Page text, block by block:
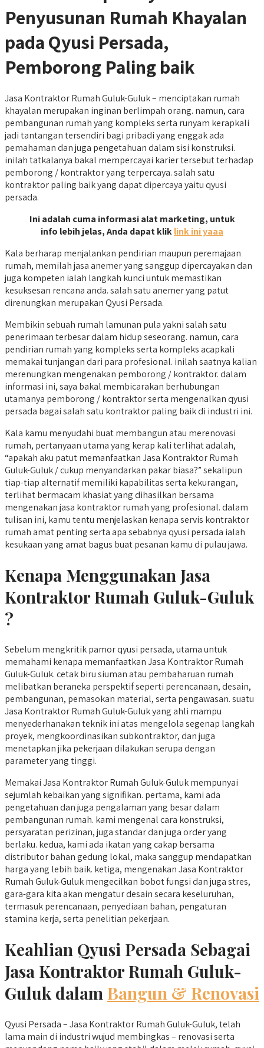
Penyusunan Rumah Khayalan
pada Qyusi Persada,
Pemborong Paling baik
Jasa Kontraktor Rumah Guluk-Guluk – menciptakan rumah
khayalan merupakan inginan berlimpah orang. namun, cara
pembangunan rumah yang kompleks serta runyam kerapkali
jadi tantangan tersendiri bagi pribadi yang enggak ada
pemahaman dan juga pengetahuan dalam sisi konstruksi.
inilah tatkalanya bakal mempercayai karier tersebut terhadap
pemborong / kontraktor yang terpercaya. salah satu
kontraktor paling baik yang dapat dipercaya yaitu qyusi
persada.
Ini adalah cuma informasi alat marketing, untuk
info lebih jelas, Anda dapat kliklink ini yaaa
Kala berharap menjalankan pendirian maupun peremajaan
rumah, memilah jasa anemer yang sanggup dipercayakan dan
juga kompeten ialah langkah kunci untuk memastikan
kesuksesan rencana anda. salah satu anemer yang patut
direnungkan merupakan Qyusi Persada.
Membikin sebuah rumah lamunan pula yakni salah satu
penerimaan terbesar dalam hidup seseorang. namun, cara
pendirian rumah yang kompleks serta kompleks acapkali
memakai tunjangan dari para profesional. inilah saatnya kalian
merenungkan mengenakan pemborong / kontraktor. dalam
informasi ini, saya bakal membicarakan berhubungan
utamanya pemborong / kontraktor serta mengenalkan qyusi
persada bagai salah satu kontraktor paling baik di industri ini.
Kala kamu menyudahi buat membangun atau merenovasi
rumah, pertanyaan utama yang kerap kali terlihat adalah,
“apakah aku patut memanfaatkan Jasa Kontraktor Rumah
Guluk-Guluk / cukup menyandarkan pakar biasa?” sekalipun
tiap-tiap alternatif memiliki kapabilitas serta kekurangan,
terlihat bermacam khasiat yang dihasilkan bersama
mengenakan jasa kontraktor rumah yang profesional. dalam
tulisan ini, kamu tentu menjelaskan kenapa servis kontraktor
rumah amat penting serta apa sebabnya qyusi persada ialah
kesukaan yang amat bagus buat pesanan kamu di pulau jawa.
Kenapa Menggunakan Jasa
Kontraktor Rumah Guluk-Guluk
?
Sebelum mengkritik pamor qyusi persada, utama untuk
memahami kenapa memanfaatkan Jasa Kontraktor Rumah
Guluk-Guluk. cetak biru siuman atau pembaharuan rumah
melibatkan beraneka perspektif seperti perencanaan, desain,
pembangunan, pemasokan material, serta pengawasan. suatu
Jasa Kontraktor Rumah Guluk-Guluk yang ahli mampu
menyederhanakan teknik ini atas mengelola segenap langkah
proyek, mengkoordinasikan subkontraktor, dan juga
menetapkan jika pekerjaan dilakukan serupa dengan
parameter yang tinggi.
Memakai Jasa Kontraktor Rumah Guluk-Guluk mempunyai
sejumlah kebaikan yang signifikan. pertama, kami ada
pengetahuan dan juga pengalaman yang besar dalam
pembangunan rumah. kami mengenal cara konstruksi,
persyaratan perizinan, juga standar dan juga order yang
berlaku. kedua, kami ada ikatan yang cakap bersama
distributor bahan gedung lokal, maka sanggup mendapatkan
harga yang lebih baik. ketiga, mengenakan Jasa Kontraktor
Rumah Guluk-Guluk mengecilkan bobot fungsi dan juga stres,
gara-gara kita akan mengatur desain secara keseluruhan,
termasuk perencanaan, penyediaan bahan, pengaturan
stamina kerja, serta penelitian pekerjaan.
Keahlian Qyusi Persada Sebagai
Jasa Kontraktor Rumah Guluk-
Guluk dalam Bangun & Renovasi
Qyusi Persada – Jasa Kontraktor Rumah Guluk-Guluk, telah
lama main di industri wujud membingkas – renovasi serta